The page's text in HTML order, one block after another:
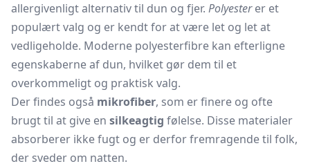
allergivenligt alternativ til dun og fjer. Polyesterer et
populært valg og er kendt for at være let og let at
vedligeholde. Moderne polyesterfibre kan efterligne
egenskaberne af dun, hvilket gør dem til et
overkommeligt og praktisk valg.
Der findes også mikrofiber, som er finere og ofte
brugt til at give en silkeagtig følelse. Disse materialer
absorberer ikke fugt og er derfor fremragende til folk,
der sveder om natten.